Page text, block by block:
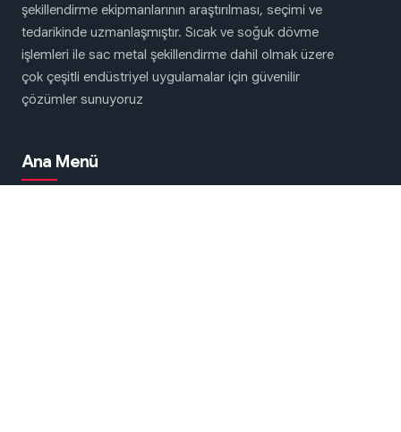
şekillendirme ekipmanlarının araştırılması, seçimi ve
tedarikinde uzmanlaşmıştır. Sıcak ve soğuk dövme
işlemleri ile sac metal şekillendirme dahil olmak üzere
çok çeşitli endüstriyel uygulamalar için güvenilir
çözümler sunuyoruz
Ana Menü